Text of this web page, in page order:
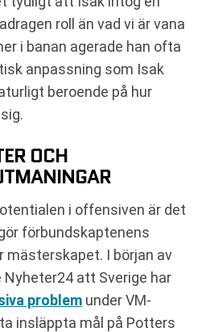
roll än vad vi är vana
i banan agerade han ofta
anpassning som Isak
beroende på hur
OCH
i offensiven är det
förbundskaptenens
mästerskapet. I början av
att Sverige har
problem under VM-
insläppta mål på Potters